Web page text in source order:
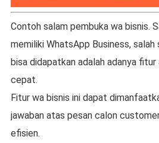
Contoh salam pembuka wa bisnis.
memiliki WhatsApp Business,
bisa didapatkan adalah adanya
cepat.
Fitur wa bisnis ini dapat
jawaban atas pesan calon
efisien.